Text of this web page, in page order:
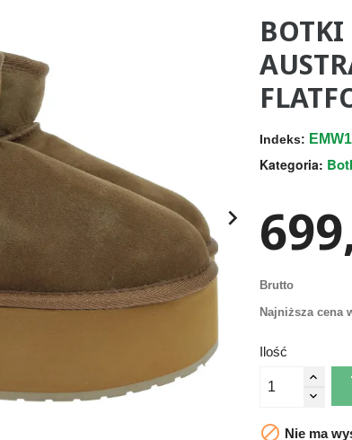

Indeks:
Kategoria:
Brutto
Najniższa cena
Ilość
 Nie ma